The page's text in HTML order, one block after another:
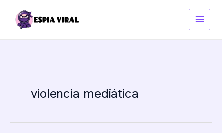
contenido
violencia mediática